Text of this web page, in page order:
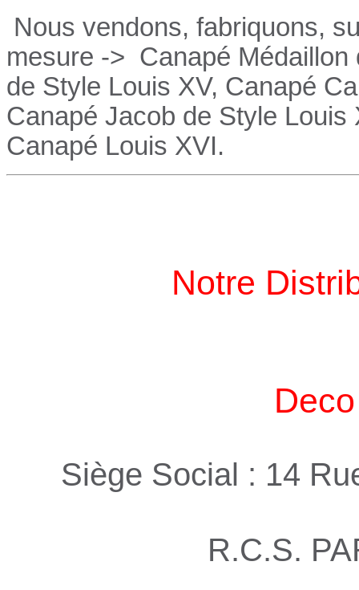
Nous vendons, fabriquons,
mesure -> Canapé
de Style Louis XV, Canapé
Canapé Jacob de Style
Canapé Louis XVI.
Notre
Siège Social : 14
R.C.S.